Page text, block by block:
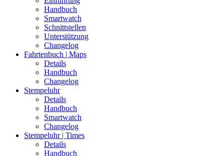
Handbuch
Smartwatch
Schnittstellen
Unterstützung
Changelog
Fahrtenbuch | Maps
Details
Handbuch
Changelog
Stempeluhr
Details
Handbuch
Smartwatch
Changelog
Stempeluhr | Times
Details
Handbuch